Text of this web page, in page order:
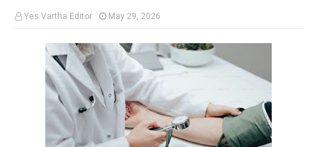
Yes Vartha Editor May 29, 2026